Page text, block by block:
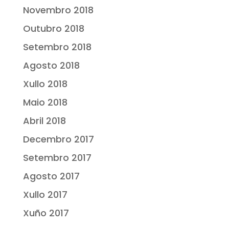
Novembro 2018
Outubro 2018
Setembro 2018
Agosto 2018
Xullo 2018
Maio 2018
Abril 2018
Decembro 2017
Setembro 2017
Agosto 2017
Xullo 2017
Xuño 2017